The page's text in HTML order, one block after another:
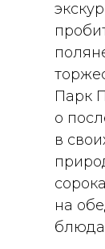
Парк
о
в
на
блюда